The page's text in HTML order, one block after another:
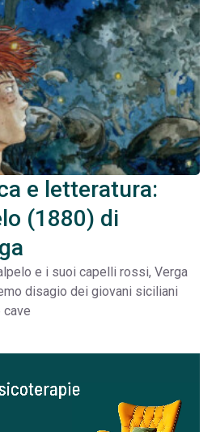
e letteratura:
(1880) di
e i suoi capelli rossi, Verga
disagio dei giovani siciliani
cave